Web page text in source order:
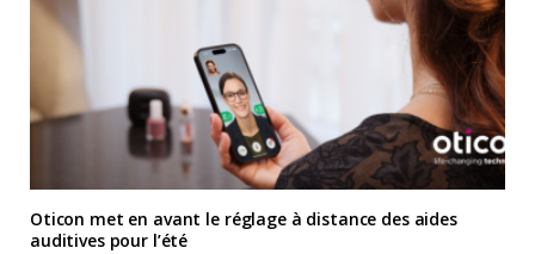
Oticon met en avant le réglage à distance des aides
auditives pour l’été